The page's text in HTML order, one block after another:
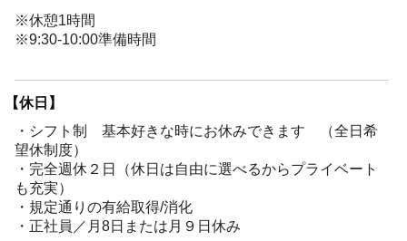
※休憩1時間
※9:30-10:00準備時間
【休日】
・シフト制 基本好きな時にお休みできます （全日希
望休制度）
・完全週休２日（休日は自由に選べるからプライベート
も充実）
・規定通りの有給取得/消化
・正社員／月8日または月９日休み